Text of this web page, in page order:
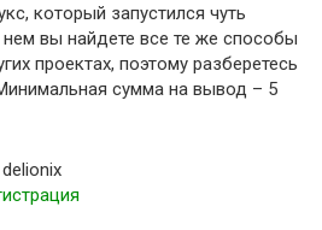
который запустился чуть
вы найдете все те же способы
проектах, поэтому разберетесь
сумма на вывод – 5